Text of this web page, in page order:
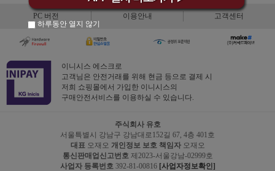
PC 버전 이용안내 고객센터
이니시스 에스크로
고객님은 안전거래를 위해 현금 등으로 결제 시
저희 쇼핑몰에서 가입한 이니시스의
구매안전서비스를 이용하실 수 있습니다.
주식회사 유호
서울특별시 강남구 강남대로152길 67, 4층 401호
대표오재오 개인정보 보호 책임자오재오
통신판매업신고번호제2023-서울강남-02999호
사업자 등록번호392-81-00816 [사업자정보확인]
하루동안 열지 않기